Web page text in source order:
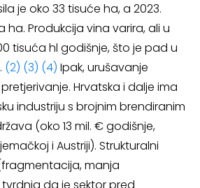
je oko 33 tisuće ha, a 2023.
ha. Produkcija vina varira, ali u
tisuća hl godišnje, što je pad u
(2) (3) (4) Ipak, urušavanje
Hrvatska i dalje ima
industriju s brojnim brendiranim
(oko 13 mil. € godišnje,
i Austriji). Strukturalni
manja